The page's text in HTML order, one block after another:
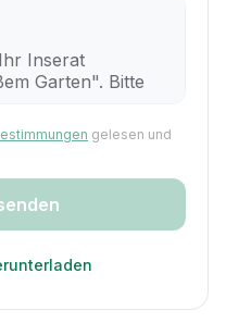
gelesen und